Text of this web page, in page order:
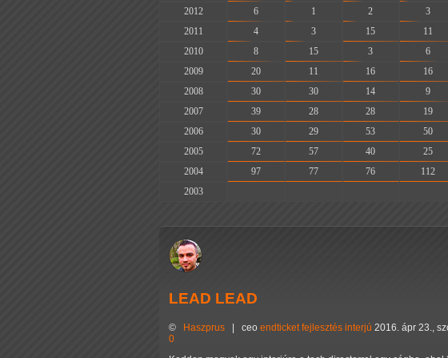
2012
6 1 2 3
2011
4 3 15 11
2010
8 15 3 6
2009
20 11 16 16
2008
30 30 14 9
2007
39 28 28 19
2006
30 29 53 50
2005
72 57 40 25
2004
97 77 76 112
2003
LEAD LEAD
© Haszprus ceo endticket fejlesztés interjú 2016. ápr 23.,
0